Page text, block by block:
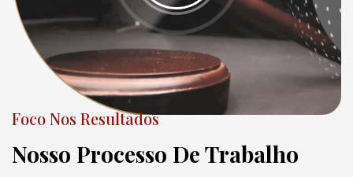
Foco Nos Resultados
Nosso Processo De Trabalho